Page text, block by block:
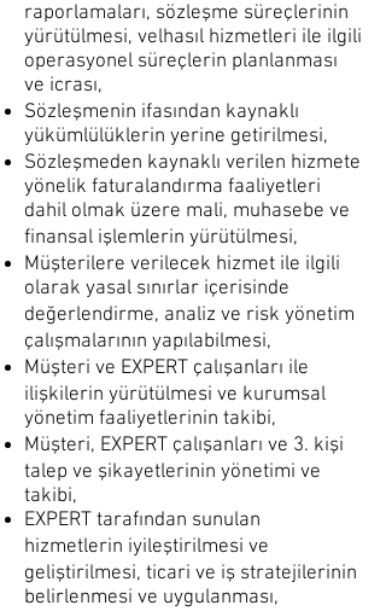
raporlamaları, sözleşme süreçlerinin
yürütülmesi, velhasıl hizmetleri ile ilgili
operasyonel süreçlerin planlanması
ve icrası,
Sözleşmenin ifasından kaynaklı
yükümlülüklerin yerine getirilmesi,
Sözleşmeden kaynaklı verilen hizmete
yönelik faturalandırma faaliyetleri
dahil olmak üzere mali, muhasebe ve
finansal işlemlerin yürütülmesi,
Müşterilere verilecek hizmet ile ilgili
olarak yasal sınırlar içerisinde
değerlendirme, analiz ve risk yönetim
çalışmalarının yapılabilmesi,
Müşteri ve EXPERT çalışanları ile
ilişkilerin yürütülmesi ve kurumsal
yönetim faaliyetlerinin takibi,
Müşteri, EXPERT çalışanları ve 3. kişi
talep ve şikayetlerinin yönetimi ve
takibi,
EXPERT tarafından sunulan
hizmetlerin iyileştirilmesi ve
geliştirilmesi, ticari ve iş stratejilerinin
belirlenmesi ve uygulanması,